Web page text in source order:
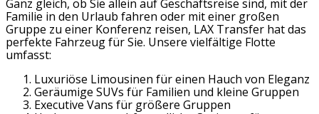
Ganz gleich, ob Sie allein auf Geschäftsreise sind, mit der
Familie in den Urlaub fahren oder mit einer großen
Gruppe zu einer Konferenz reisen, LAX Transfer hat das
perfekte Fahrzeug für Sie. Unsere vielfältige Flotte
umfasst:
Luxuriöse Limousinen für einen Hauch von Eleganz
Geräumige SUVs für Familien und kleine Gruppen
Executive Vans für größere Gruppen